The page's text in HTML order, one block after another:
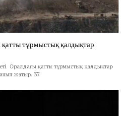
тұрмыстық қалдықтар
Оралдағы қатты тұрмыстық қалдықтар
жатыр. 37